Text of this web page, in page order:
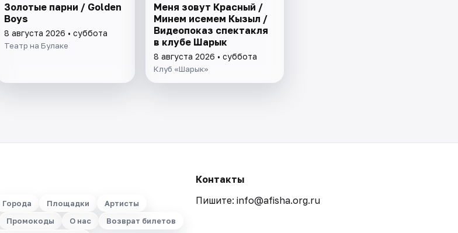
Золотые парни / Golden
Boys
8 августа 2026 • суббота
Театр на Булаке
Меня зовут Красный /
Минем исемем Кызыл /
Видеопоказ спектакля
в клубе Шарык
8 августа 2026 • суббота
Клуб «Шарык»
Города Площадки
Артисты
Промокоды О нас Возврат билетов
Контакты
Пишите: info@afisha.org.ru